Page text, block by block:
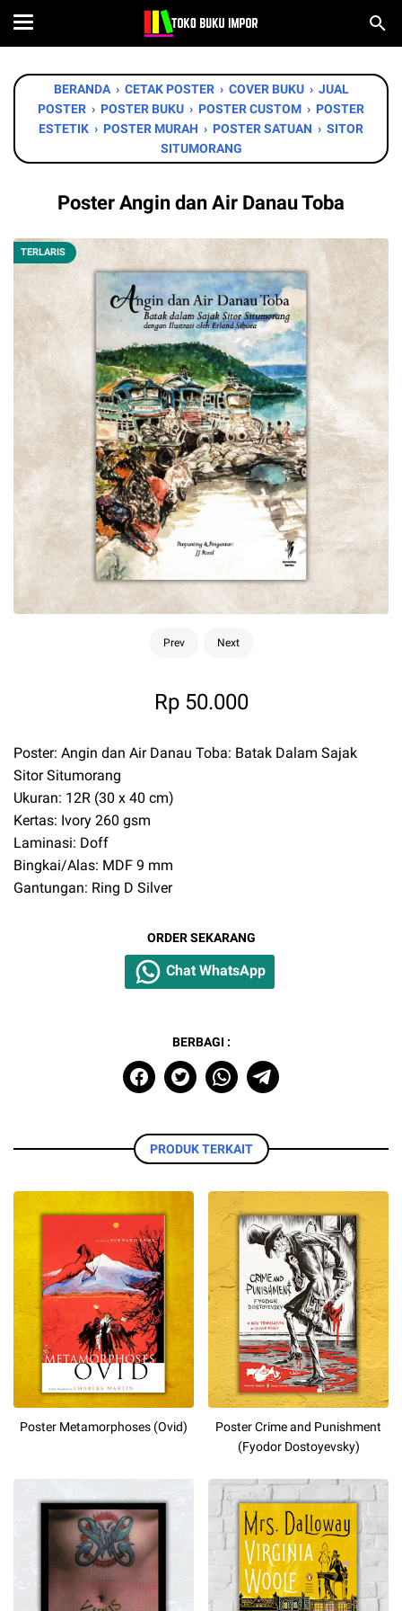
BERANDA › CETAK POSTER › COVER BUKU › JUAL
POSTER › POSTER BUKU › POSTER CUSTOM › POSTER
ESTETIK › POSTER MURAH › POSTER SATUAN › SITOR
SITUMORANG
Poster Angin dan Air Danau Toba
TERLARIS
Prev Next
Rp 50.000
Poster: Angin dan Air Danau Toba: Batak Dalam Sajak
Sitor Situmorang
Ukuran: 12R (30 x 40 cm)
Kertas: Ivory 260 gsm
Laminasi: Doff
Bingkai/Alas: MDF 9 mm
Gantungan: Ring D Silver
ORDER SEKARANG
Chat WhatsApp
BERBAGI :
PRODUK TERKAIT
Poster Metamorphoses (Ovid)
Poster Crime and Punishment
(Fyodor Dostoyevsky)